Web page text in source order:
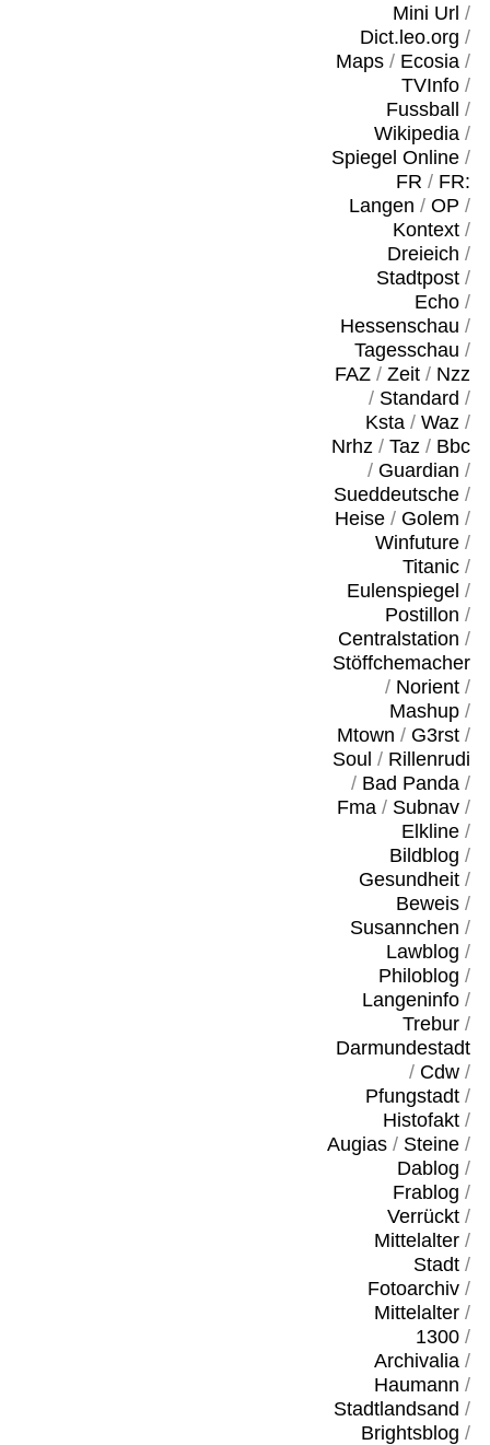
Mini Url /
Dict.leo.org /
Maps/ Ecosia/
TVInfo/
Fussball
/
Wikipedia/
Spiegel Online/
FR / FR:
Langen / OP /
Kontext/
Dreieich /
Stadtpost/
Echo/
Hessenschau /
Tagesschau /
FAZ/ Zeit/ Nzz
/ Standard /
Ksta/ Waz/
Nrhz/ Taz/ Bbc
/ Guardian /
Sueddeutsche/
Heise/ Golem /
Winfuture/
Titanic/
Eulenspiegel /
Postillon /
Centralstation /
Stöffchemacher
/ Norient/
Mashup/
Mtown / G3rst/
Soul / Rillenrudi
/ Bad Panda/
Fma/ Subnav/
Elkline/
Bildblog /
Gesundheit/
Beweis/
Susannchen /
Lawblog /
Philoblog /
Langeninfo/
Trebur/
Darmundestadt
/ Cdw/
Pfungstadt/
Histofakt/
Augias/ Steine/
Dablog /
Frablog /
Verrückt/
Mittelalter/
Stadt/
Fotoarchiv/
Mittelalter/
1300/
Archivalia/
Haumann /
Stadtlandsand /
Brightsblog /